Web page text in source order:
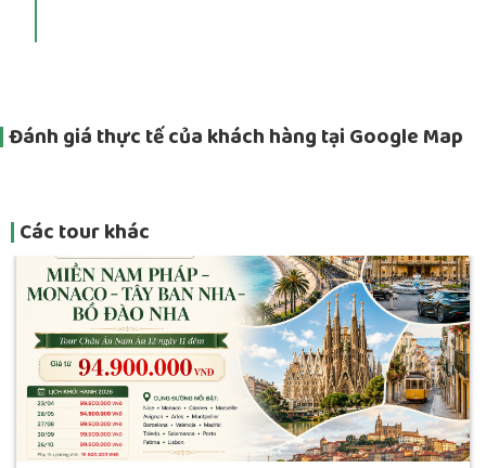
Đánh giá thực tế của khách hàng tại Google Map
Các tour khác